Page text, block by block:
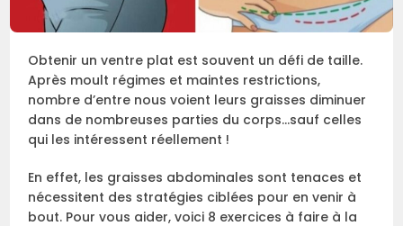
Obtenir un ventre plat est souvent un défi de taille.
Après moult régimes et maintes restrictions,
nombre d’entre nous voient leurs graisses diminuer
dans de nombreuses parties du corps…sauf celles
qui les intéressent réellement !
En effet, les graisses abdominales sont tenaces et
nécessitent des stratégies ciblées pour en venir à
bout. Pour vous aider, voici 8 exercices à faire à la